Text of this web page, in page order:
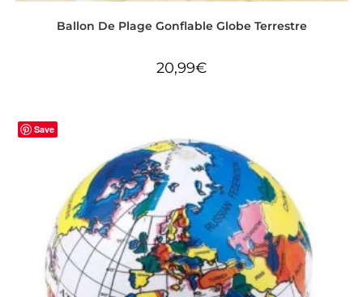
Ballon De Plage Gonflable Globe Terrestre
20,99€
Save